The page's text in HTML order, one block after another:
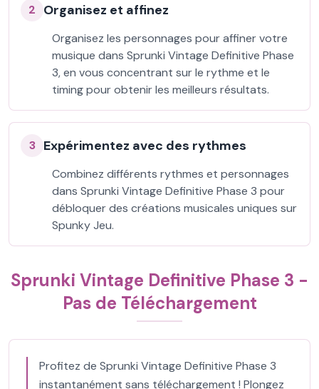
2 Organisez et affinez
Organisez les personnages pour affiner votre
musique dans Sprunki Vintage Definitive Phase
3, en vous concentrant sur le rythme et le
timing pour obtenir les meilleurs résultats.
3 Expérimentez avec des rythmes
Combinez différents rythmes et personnages
dans Sprunki Vintage Definitive Phase 3 pour
débloquer des créations musicales uniques sur
Spunky Jeu.
Sprunki Vintage Definitive Phase 3 -
Pas de Téléchargement
Profitez de Sprunki Vintage Definitive Phase 3
instantanément sans téléchargement ! Plongez